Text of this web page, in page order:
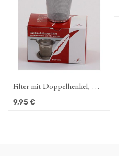
Filter mit Doppelhenkel, D.
6,0 cm
9,95€